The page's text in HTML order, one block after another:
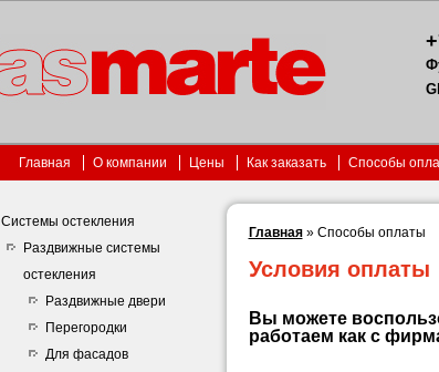
Главная О компании Цены Как заказать Способы
Системы остекления
Раздвижные системы
остекления
Раздвижные двери
Перегородки
Для фасадов
Главная» Способы оплаты
Условия оплаты
Вы можете
работаем как с